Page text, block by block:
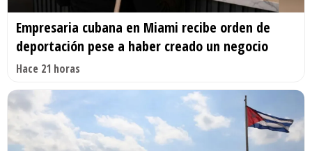
Empresaria cubana en Miami recibe orden de
deportación pese a haber creado un negocio
Hace 21 horas